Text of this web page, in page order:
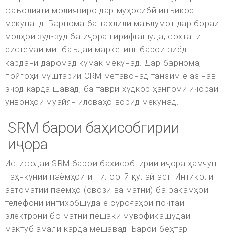
фаъолияти молиявиро дар муҳосибӣ инъикос
мекунанд. Барнома ба таҳлили маълумот дар бораи
молҳои зуд-зуд ба иҷора гирифташуда, сохтани
системаи минбаъдаи маркетинг барои зиёд
кардани даромад кӯмак мекунад. Дар барнома,
пойгоҳи муштарии CRM метавонад танзим ё аз нав
эҷод карда шавад, ба таври худкор ҳангоми иҷораи
унвонҳои муайян иловаҳо ворид мекунад.
SRM барои баҳисобгирии
иҷора
Истифодаи SRM барои баҳисобгирии иҷора ҳамчун
паҳнкунии паёмҳои иттилоотӣ қулай аст. Интиқоли
автоматии паёмҳо (овозӣ ва матнӣ) ба рақамҳои
телефони интихобшуда ё суроғаҳои почтаи
электронӣ бо матни пешакӣ мувофиқашудаи
мактуб амалӣ карда мешавад. Барои беҳтар